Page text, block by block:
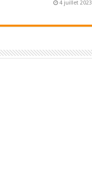
4 juillet 2023